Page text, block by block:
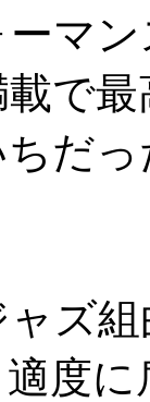
マ
で
だ
ズ
度